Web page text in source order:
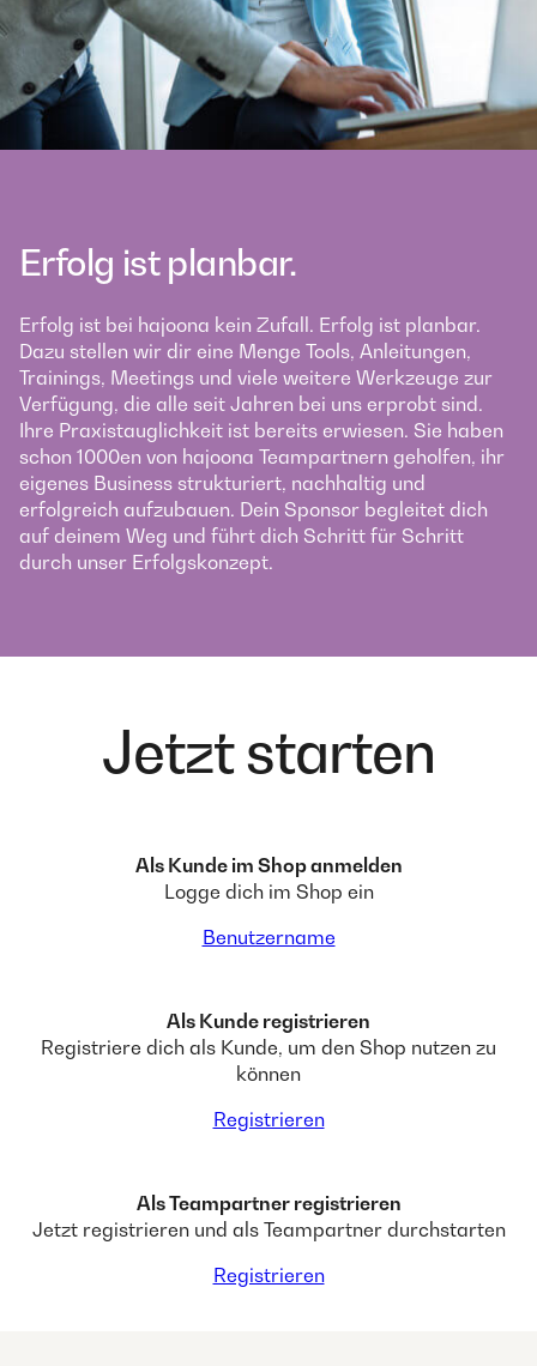
Erfolg ist planbar.
Erfolg ist bei hajoona kein Zufall. Erfolg ist planbar.
Dazu stellen wir dir eine Menge Tools, Anleitungen,
Trainings, Meetings und viele weitere Werkzeuge zur
Verfügung, die alle seit Jahren bei uns erprobt sind.
Ihre Praxistauglichkeit ist bereits erwiesen. Sie haben
schon 1000en von hajoona Teampartnern geholfen, ihr
eigenes Business strukturiert, nachhaltig und
erfolgreich aufzubauen. Dein Sponsor begleitet dich
auf deinem Weg und führt dich Schritt für Schritt
durch unser Erfolgskonzept.
Jetzt starten
Als Kunde im Shop anmelden
Logge dich im Shop ein
Benutzername
Als Kunde registrieren
Registriere dich als Kunde, um den Shop nutzen zu
können
Registrieren
Als Teampartner registrieren
Jetzt registrieren und als Teampartner durchstarten
Registrieren